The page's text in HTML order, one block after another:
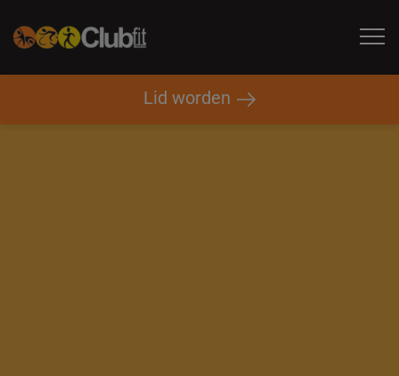
Hoofdnavigatie
Lid worden